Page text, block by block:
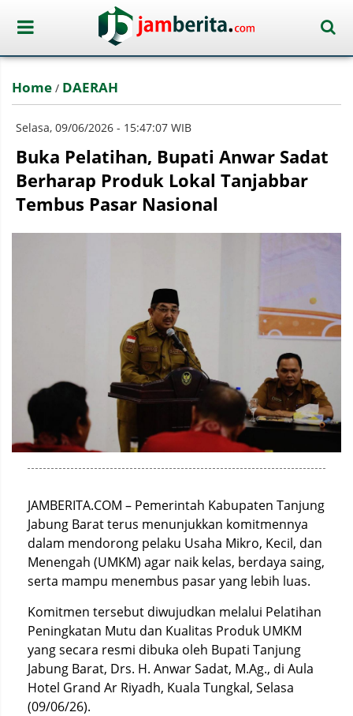
Home / DAERAH
Selasa, 09/06/2026 - 15:47:07 WIB
Buka Pelatihan, Bupati Anwar Sadat
Berharap Produk Lokal Tanjabbar
Tembus Pasar Nasional
JAMBERITA.COM – Pemerintah Kabupaten Tanjung
Jabung Barat terus menunjukkan komitmennya
dalam mendorong pelaku Usaha Mikro, Kecil, dan
Menengah (UMKM) agar naik kelas, berdaya saing,
serta mampu menembus pasar yang lebih luas.
Komitmen tersebut diwujudkan melalui Pelatihan
Peningkatan Mutu dan Kualitas Produk UMKM
yang secara resmi dibuka oleh Bupati Tanjung
Jabung Barat, Drs. H. Anwar Sadat, M.Ag., di Aula
Hotel Grand Ar Riyadh, Kuala Tungkal, Selasa
(09/06/26).